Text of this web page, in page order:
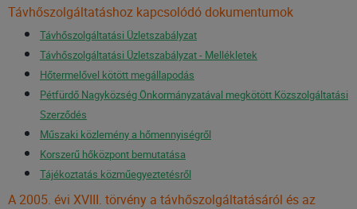
Távhőszolgáltatáshoz kapcsolódó dokumentumok
Távhőszolgáltatási Üzletszabályzat
Távhőszolgáltatási Üzletszabályzat - Mellékletek
Hőtermelővel kötött megállapodás
Pétfürdő Nagyközség Önkormányzatával megkötött Közszolgáltatási
Szerződés
Műszaki közlemény a hőmennyiségről
Korszerű hőközpont bemutatása
Tájékoztatás közműegyeztetésről
A 2005. évi XVIII. törvény a távhőszolgáltatásáról és az